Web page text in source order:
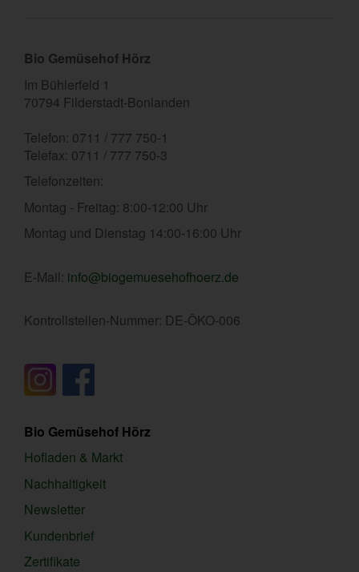
Bio Gemüsehof Hörz
Im Bühlerfeld 1
70794 Filderstadt-Bonlanden
Telefon: 0711 / 777 750-1
Telefax: 0711 / 777 750-3
Telefonzeiten:
Montag - Freitag: 8:00-12:00 Uhr
Montag und Dienstag 14:00-16:00 Uhr
E-Mail: info@biogemuesehofhoerz.de
Kontrollstellen-Nummer: DE-ÖKO-006
Bio Gemüsehof Hörz
Hofladen & Markt
Nachhaltigkeit
Newsletter
Kundenbrief
Zertifikate